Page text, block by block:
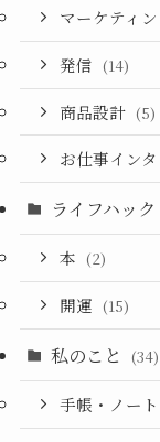
マーケティ
発信 (14)
商品設計 (5)
お仕事イン
ライフハック
本 (2)
開運 (15)
私のこと (34)
手帳・ノート